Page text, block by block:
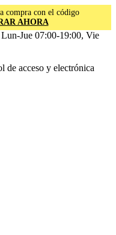
compra con el código
AHORA
Lun-Jue 07:00-19:00, Vie
de acceso y electrónica